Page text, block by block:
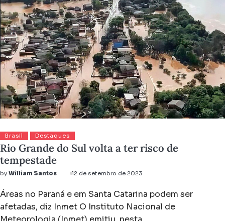
Brasil Destaques
Rio Grande do Sul volta a ter risco de
tempestade
by William Santos 12 de setembro de 2023
Áreas no Paraná e em Santa Catarina podem ser
afetadas, diz Inmet O Instituto Nacional de